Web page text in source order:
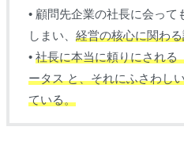
• 顧問先企業の社長に会って
しまい、 経営の核心に関わ
• 社長に本当に頼りにされる
ータス と、それにふさわし
ている。